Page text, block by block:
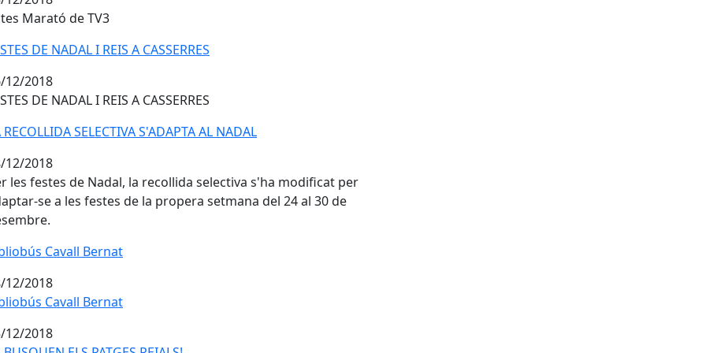
Marató de TV3
DE NADAL I REIS A CASSERRES
12/2018
DE NADAL I REIS A CASSERRES
RECOLLIDA SELECTIVA S'ADAPTA AL NADAL
RECOLLIDA SELECTIVA S'ADAPTA AL NADAL
12/2018
les festes de Nadal, la recollida selectiva s'ha modificat per
se a les festes de la propera setmana del 24 al 30 de
Cavall Bernat
Cavall Bernat
12/2018
Cavall Bernat
Cavall Bernat
12/2018